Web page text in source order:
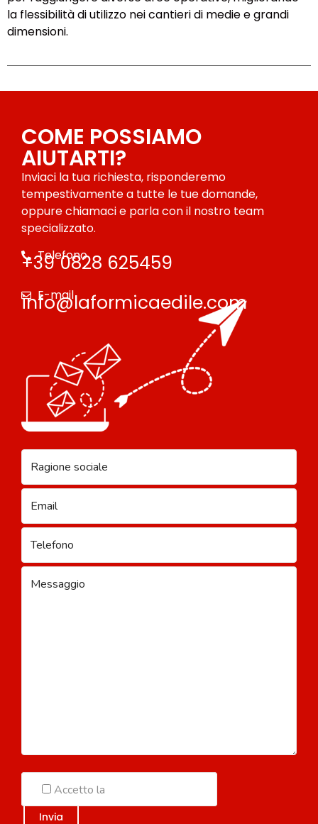
la flessibilità di utilizzo nei cantieri di medie e grandi
dimensioni.
COME POSSIAMO
AIUTARTI?
Inviaci la tua richiesta, risponderemo
tempestivamente a tutte le tue domande,
oppure chiamaci e parla con il nostro team
specializzato.
Telefono
+39 0828 625459
E-mail
info@laformicaedile.com
Accetto la